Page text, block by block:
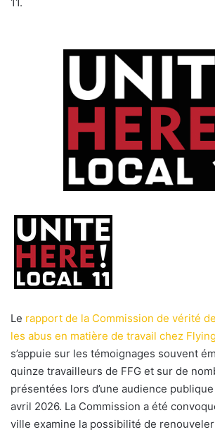
11.
Le rapport de la Commission de vérité
les abus en matière de travail chez
s’appuie sur les témoignages souvent
quinze travailleurs de FFG et sur de
présentées lors d’une audience
avril 2026. La Commission a été
ville examine la possibilité de